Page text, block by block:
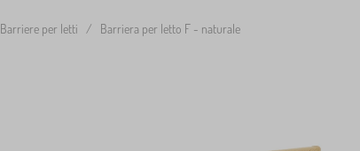
Barriere per letti / Barriera per letto F - naturale